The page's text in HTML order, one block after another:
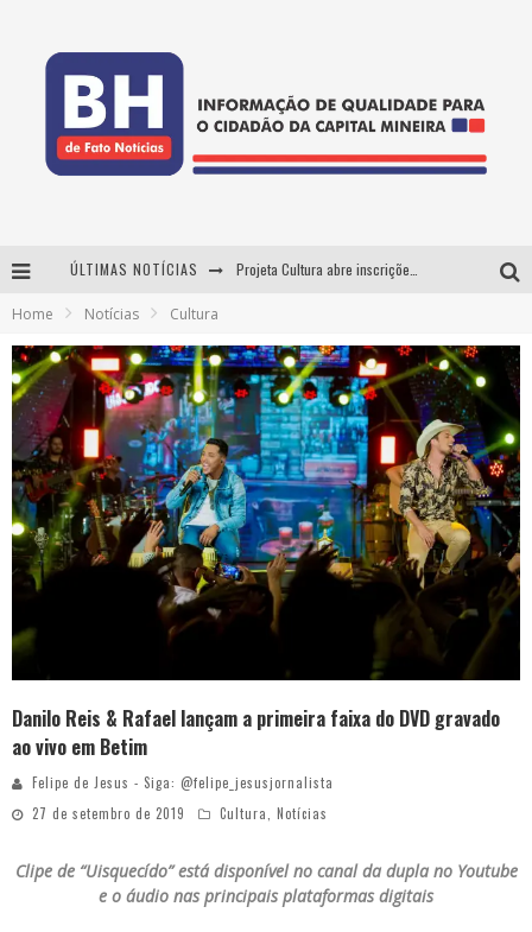
ÚLTIMAS NOTÍCIAS
Esplanada fica pequena e CÊ TÁ DOIDO FESTIVAL anuncia mudança para o gramado do Mineirão
As Hilárias: Suzy Brasil, Kayete e Karoline Absinto retornam a Belo Horizonte para apresentação única no Teatro Sesiminas
Home Notícias Cultura
Danilo Reis & Rafael lançam a primeira faixa do DVD gravado
ao vivo em Betim
Felipe de Jesus - Siga: @felipe_jesusjornalista
27 de setembro de 2019
Cultura Notícias
Clipe de “Uisquecído” está disponível no canal da dupla no Youtube
e o áudio nas principais plataformas digitais